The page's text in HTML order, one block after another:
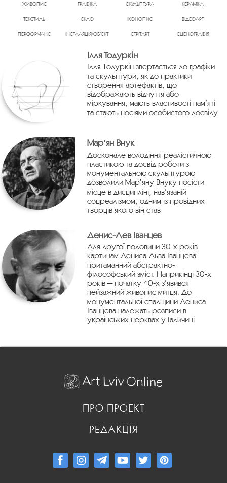
ЖИВОПИС ГРАФІКА СКУЛЬПТУРА КЕРАМІКА
ТЕКСТИЛЬ СКЛО ІКОНОПИС ВІДЕОАРТ
ПЕРФОРМАНС ІНСТАЛЯЦІЯ/ОБ’ЄКТ СТРІТАРТ СЦЕНОГРАФІЯ
Ілля Тодуркін
Ілля Тодуркін звертається до графіки
та скульптури, як до практики
створення артефактів, що
відображають відчуття або
міркування, мають властивості пам’яті
та стають носіями особистого досвіду
Марʼян Внук
Досконале володіння реалістичною
пластикою та досвід роботи з
монументальною скульптурою
дозволили Марʼяну Внуку посісти
місце в дисципліні, нав’язаній
соцреалізмом, одним із провідних
творців якого він став
Денис-Лев Іванцев
Для другої половини 30-х років
картинам Дениса-Льва Іванцева
притаманний абстрактно-
філософський зміст. Наприкінці 30-х
років — початку 40-х з’явився
пейзажний живопис митця. До
монументальної спадщини Дениса
Іванцева належать розписи в
українських церквах у Галичині
ПРО ПРОЕКТ
РЕДАКЦІЯ